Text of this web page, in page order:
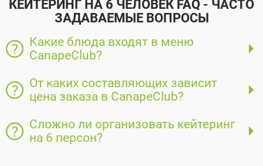
КЕЙТЕРИНГ НА 6 ЧЕЛОВЕК FAQ - ЧАСТО
ЗАДАВАЕМЫЕ ВОПРОСЫ
Какие блюда входят в меню
CanapeClub?
От каких составляющих зависит
цена заказа в CanapeClub?
Сложно ли организовать кейтеринг
на 6 персон?